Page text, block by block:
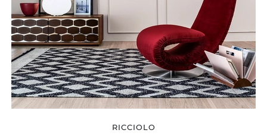
RICCIOLO